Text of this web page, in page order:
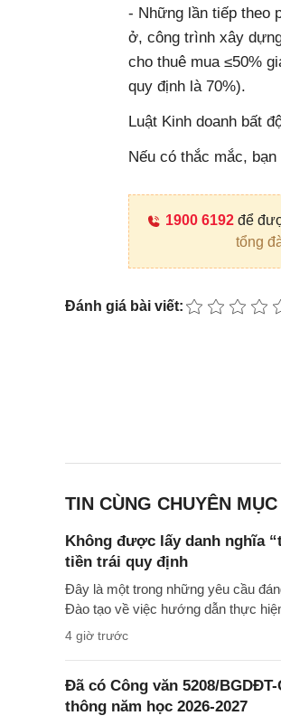
- Những lần tiếp theo
ở, công trình xây
cho thuê mua ≤50%
quy định là 70%).
Luật Kinh doanh bất
Nếu có thắc mắc,
1900 6192 để
tổng
Đánh giá bài viết:
TIN CÙNG CHUYÊN MỤC
Không được lấy danh nghĩa
tiền trái quy định
Đây là một trong những yêu cầu
Đào tạo về việc hướng dẫn thực
4 giờ trước
Đã có Công văn 5208/
thông năm học 2026-2027